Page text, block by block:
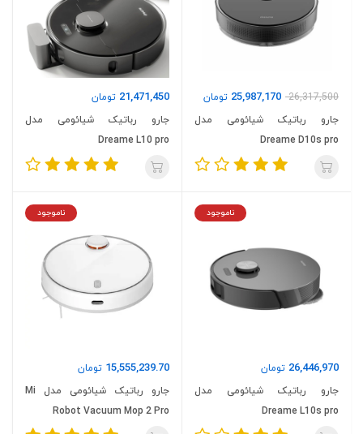
26,317,500
25,987,170 تومان
جارو رباتیک شیائومی مدل
Dreame D10s pro
21,471,450 تومان
جارو رباتیک شیائومی مدل
Dreame L10 pro
26,446,970 تومان
ناموجود
جارو رباتیک شیائومی مدل
Dreame L10s pro
15,555,239.70 تومان
ناموجود
جارو رباتیک شیائومی مدل Mi
Robot Vacuum Mop 2 Pro